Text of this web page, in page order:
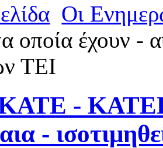
Οι
έχουν -
ΤΕΙ
- ΚΑΤΕΕ
-